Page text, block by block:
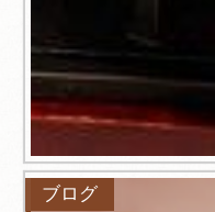
ブログ